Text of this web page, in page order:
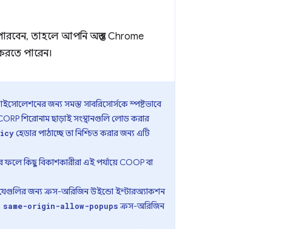
তাহলে আপনি অন্তত Chrome
পারেন।
জন্য সমস্ত সাবরিসোর্সকে স্পষ্টভাবে
শিরোনাম ছাড়াই সংস্থানগুলি লোড করার
হেডার পাঠাচ্ছে তা নিশ্চিত করার জন্য এটি
কিছু বিকাশকারীরা এই পর্যায়ে COOP বা
জন্য ক্রস-অরিজিন উইন্ডো ইন্টারঅ্যাকশন
origin-allow-popupsক্রস-অরিজিন